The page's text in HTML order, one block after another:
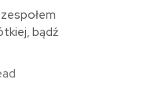
bądź